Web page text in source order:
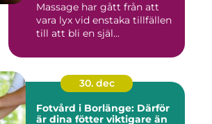
Massage har gått från att
vara lyx vid enstaka tillfällen
till att bli en själ...
30. dec
Fotvård i Borlänge: Därför
är dina fötter viktigare än